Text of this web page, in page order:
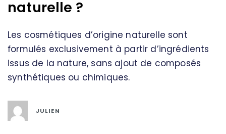
naturelle ?
Les cosmétiques d’origine naturelle sont
formulés exclusivement à partir d’ingrédients
issus de la nature, sans ajout de composés
synthétiques ou chimiques.
JULIEN